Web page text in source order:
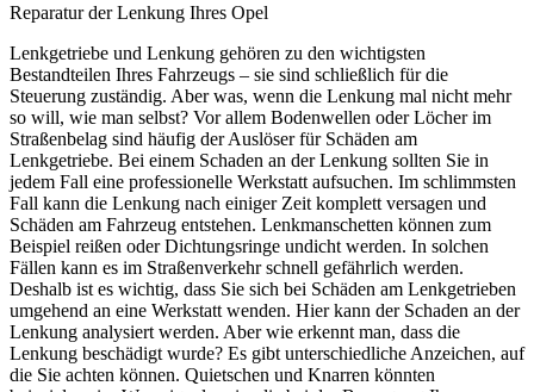
Reparatur der Lenkung Ihres Opel
Lenkgetriebe und Lenkung gehören zu den wichtigsten
Bestandteilen Ihres Fahrzeugs – sie sind schließlich für die
Steuerung zuständig. Aber was, wenn die Lenkung mal nicht mehr
so will, wie man selbst? Vor allem Bodenwellen oder Löcher im
Straßenbelag sind häufig der Auslöser für Schäden am
Lenkgetriebe. Bei einem Schaden an der Lenkung sollten Sie in
jedem Fall eine professionelle Werkstatt aufsuchen. Im schlimmsten
Fall kann die Lenkung nach einiger Zeit komplett versagen und
Schäden am Fahrzeug entstehen. Lenkmanschetten können zum
Beispiel reißen oder Dichtungsringe undicht werden. In solchen
Fällen kann es im Straßenverkehr schnell gefährlich werden.
Deshalb ist es wichtig, dass Sie sich bei Schäden am Lenkgetrieben
umgehend an eine Werkstatt wenden. Hier kann der Schaden an der
Lenkung analysiert werden. Aber wie erkennt man, dass die
Lenkung beschädigt wurde? Es gibt unterschiedliche Anzeichen, auf
die Sie achten können. Quietschen und Knarren könnten